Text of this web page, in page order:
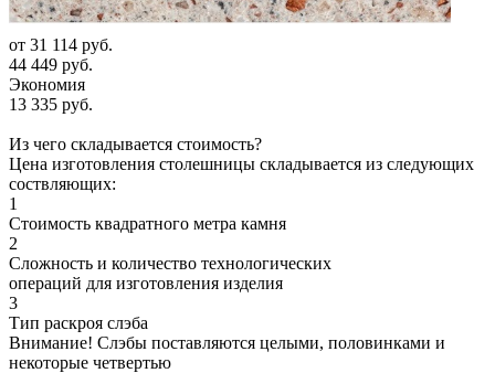
от 31 114 руб.
44 449 руб.
Экономия
13 335 руб.
Из чего складывается стоимость?
Цена изготовления столешницы складывается из следующих
соствляющих:
1
Стоимость квадратного метра камня
2
Сложность и количество технологических
операций для изготовления изделия
3
Тип раскроя слэба
Внимание! Слэбы поставляются целыми, половинками и
некоторые четвертью